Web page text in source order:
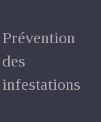
Prévention
des
infestations